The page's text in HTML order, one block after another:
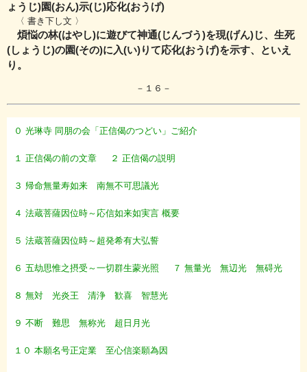
ょうじ)園(おん)示(じ)応化(おうげ)
〈 書き下し文 〉
煩悩の林(はやし)に遊びて神通(じんづう)を現(げん)じ、生死
(しょうじ)の園(その)に入(い)りて応化(おうげ)を示す、といえ
り。
－１６－
０ 光琳寺 同朋の会「正信偈のつどい」ご紹介
１ 正信偈の前の文章 ２ 正信偈の説明
３ 帰命無量寿如来 南無不可思議光
４ 法蔵菩薩因位時～応信如来如実言 概要
５ 法蔵菩薩因位時～超発希有大弘誓
６ 五劫思惟之摂受～一切群生蒙光照 ７ 無量光 無辺光 無碍光
８ 無対 光炎王 清浄 歓喜 智慧光
９ 不断 難思 無称光 超日月光
１０ 本願名号正定業 至心信楽願為因